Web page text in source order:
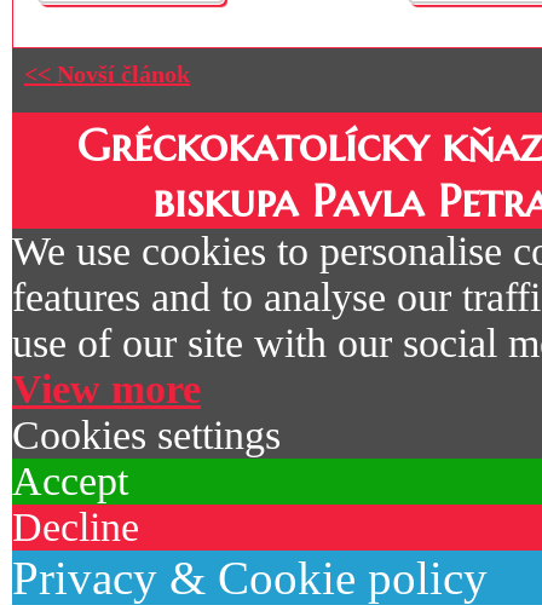
<< Novší článok
Gréckokatolícky
biskupa Pavla
We use cookies to personalise
features and to analyse our
use of our site with our social
View more
Cookies settings
Accept
Decline
Privacy & Cookie policy